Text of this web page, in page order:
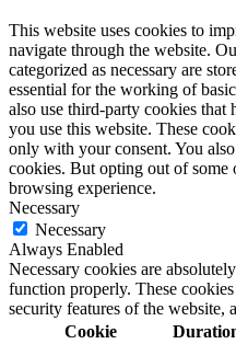
This website uses cookies to
navigate through the website.
categorized as necessary are
essential for the working of
also use third-party cookies that
you use this website. These
only with your consent. You
cookies. But opting out of some
browsing experience.
Necessary
Necessary
Always Enabled
Necessary cookies are
function properly. These
security features of the website,
Cookie